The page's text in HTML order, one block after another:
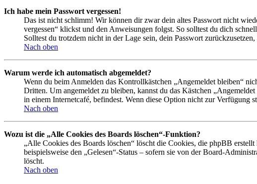
Ich habe mein Passwort vergessen!
Das ist nicht schlimm! Wir können dir zwar dein altes Passwort nicht
vergessen“ klickst und den Anweisungen folgst. So solltest du dich
Solltest du trotzdem nicht in der Lage sein, dein Passwort
Nach oben
Warum werde ich automatisch abgemeldet?
Wenn du beim Anmelden das Kontrollkästchen „Angemeldet bleiben“
Dritten. Um angemeldet zu bleiben, kannst du das Kästchen
in einem Internetcafé, befindest. Wenn diese Option nicht zur Verfügung
Nach oben
Wozu ist die „Alle Cookies des Boards löschen“-Funktion?
„Alle Cookies des Boards löschen“ löscht die Cookies, die phpBB
beispielsweise den „Gelesen“-Status – sofern sie von der Board-
löscht.
Nach oben